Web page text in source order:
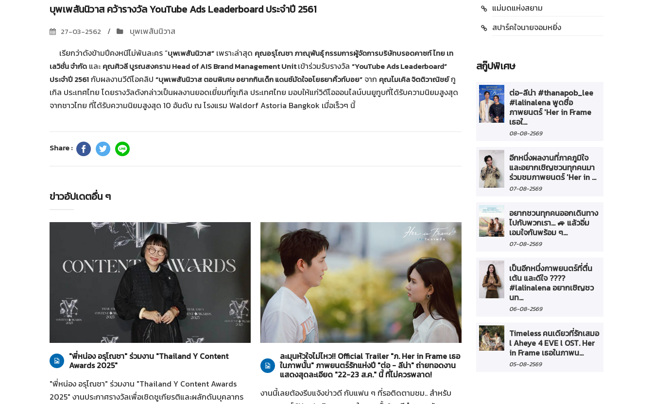
บุพเพสันนิวาส คว้ารางวัล YouTube Ads Leaderboard ประจำปี 2561
27-03-2562
บุพเพสันนิวาส
เรียกว่าดังข้ามปีคงหนีไม่พ้นละคร “บุพเพสันนิวาส” เพราะล่าสุด คุณอรุโณชา ภาณุพันธุ์ กรรมการผู้จัดการบริษัทบรอดคาซท์ ไทย เท
เลวิชั่น จำกัด และ คุณศิวลี บูรณสงคราม Head of AIS Brand Management Unitเข้าร่วมรับรางวัล “YouTube Ads Leaderboard”
ประจำปี 2561กับผลงานวีดีโอคลิป “บุพเพสันนิวาส ตอนพิเศษ อยากกินเด็ก แดนซ์มัดใจอโยธยาคิ้วท์บอย”จาก คุณไมเคิล จิตติวาณิชย์กู
เกิล ประเทศไทย โดยรางวัลดังกล่าวเป็นผลงานยอดเยี่ยมที่กูเกิล ประเทศไทย มอบให้แก่วิดีโอออนไลน์บนยูทูบที่ได้รับความนิยมสูงสุด
จากชาวไทย ที่ได้รับความนิยมสูงสุด 10 อันดับ ณ โรงแรม Waldorf Astoria Bangkok เมื่อเร็วๆ นี้
Share :
ข่าวอัปเดตอื่น ๆ
28-07-2569
"พี่หน่อง อรุโณชา" ร่วมงาน "Thailand Y Content
Awards 2025"
"พี่หน่อง อรุโณชา" ร่วมงาน "Thailand Y Content Awards
2025" งานประกาศรางวัลเพื่อเชิดชูเกียรติและผลักดันบุคลากร
27-07-2569 Her in Frame เธอในภาพนั้น
ละมุนหัวใจไม่ไหว!! Official Trailer "ภ. Her in Frame เธอ
ในภาพนั้น" ภาพยนตร์รักแห่งปี "ต่อ - ลีน่า" ถ่ายทอดงาน
แสดงสุดละเอียด "22-23 ส.ค." นี้ ที่ไม่ควรพลาด!
งานนี้เลยต้องรีบแจ้งข่าวดี กับแฟน ๆ ที่รอติดตามชม.. สำหรับ
21-07-2569 ทั่วไป
"Broadcast Thai Television" ร่วมเปิดบูธที่งาน
"Thailand Content Market 2026" กับตลาดซื้อข
แม่มดแห่งสยาม
สปาร์คใจนายจอมหยิ่ง
สกู๊ปพิเศษ
ต่อ-ลีน่า #thanapob_lee
#lalinalena พูดชื่อ
ภาพยนตร์ 'Her in Frame
เธอใ...
08-08-2569
อีกหนึ่งผลงานที่ภาคภูมิใจ
และอยากเชิญชวนทุกคนมา
ร่วมชมภาพยนตร์ 'Her in ...
07-08-2569
อยากชวนทุกคนออกเดินทาง
ไปกับพวกเรา... 🚙 แล้วอิ่ม
เอมใจกันพร้อม ๆ...
07-08-2569
เป็นอีกหนึ่งภาพยนตร์ที่ตื่น
เต้น และดีใจ ????
#lalinalena อยากเชิญชว
นท...
06-08-2569
Timeless คนเดียวที่รักเสมอ
l Aheye 4 EVE l OST. Her
in Frame เธอในภาพน...
05-08-2569